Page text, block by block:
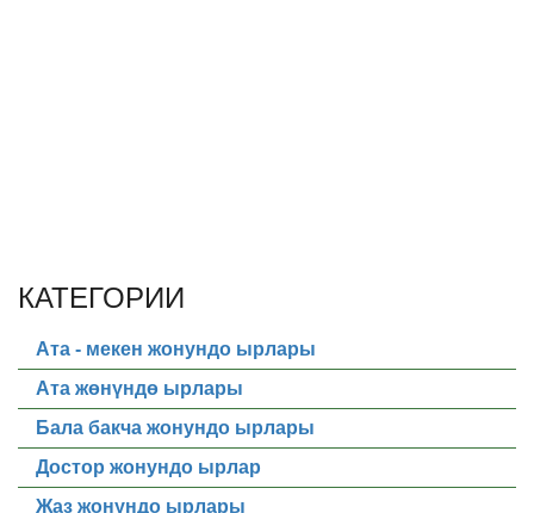
КАТЕГОРИИ
Ата - мекен жонундо ырлары
Ата жөнүндө ырлары
Бала бакча жонундо ырлары
Достор жонундо ырлар
Жаз жонундо ырлары